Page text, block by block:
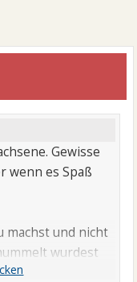
Gewisse
wenn es Spaß
machst und nicht
wurdest